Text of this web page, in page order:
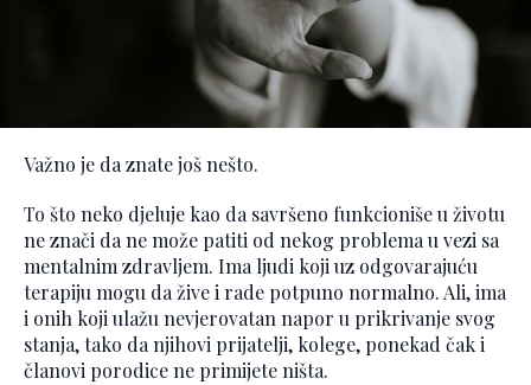
Važno je da znate još nešto.
To što neko djeluje kao da savršeno funkcioniše u životu
ne znači da ne može patiti od nekog problema u vezi sa
mentalnim zdravljem. Ima ljudi koji uz odgovarajuću
terapiju mogu da žive i rade potpuno normalno. Ali, ima
i onih koji ulažu nevjerovatan napor u prikrivanje svog
stanja, tako da njihovi prijatelji, kolege, ponekad čak i
članovi porodice ne primijete ništa.